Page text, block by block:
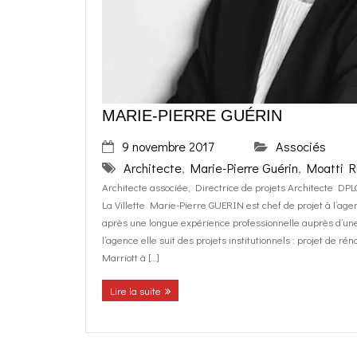
MARIE-PIERRE GUÉRIN
9 novembre 2017
Associés
Architecte, Marie-Pierre Guérin, Moatti
Architecte associée, Directrice de projets Architecte
La Villette Marie-Pierre GUERIN est chef de projet à
après une longue expérience professionnelle auprès
l’agence elle suit des projets institutionnels : projet de
Marriott à […]
Lire la suite